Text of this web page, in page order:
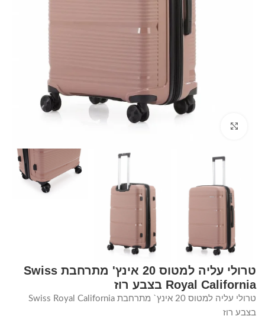
טרולי עליה למטוס 20 אינץ' מתרחבת Swiss
Royal California בצבע רוז
בצבע רוז